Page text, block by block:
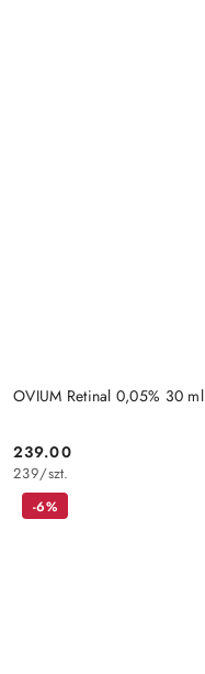
OVIUM Retinal 0,05% 30 ml
Cena:
239.00
239/szt.
-6%